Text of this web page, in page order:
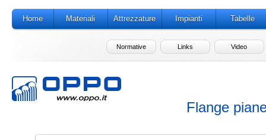
Home Materiali Attrezzature Impianti Tabelle
Normative Links Video
Flange